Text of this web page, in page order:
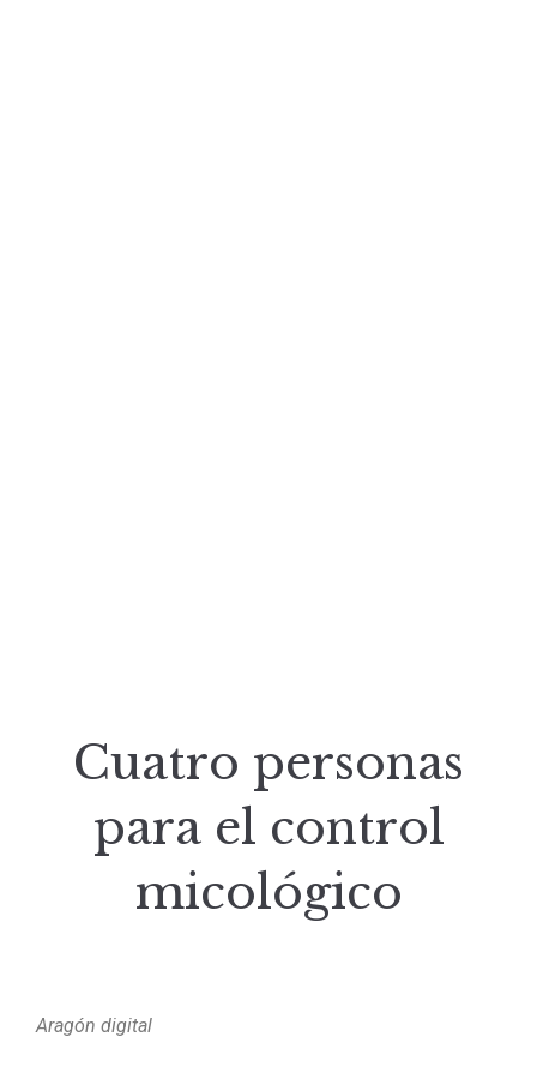
Cuatro personas
para el control
micológico
Aragón digital